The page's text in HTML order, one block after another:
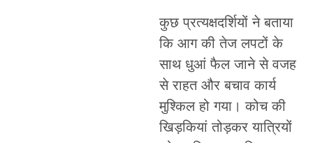
कुछ प्रत्यक्षदर्शियों ने बताया
कि आग की तेज लपटों के
साथ धुआं फैल जाने से वजह
से राहत और बचाव कार्य
मुश्किल हो गया। कोच की
खिड़कियां तोड़कर यात्रियों